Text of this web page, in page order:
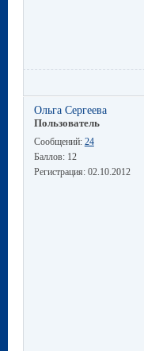
Ольга Сергеева
Пользователь
Сообщений: 24
Баллов: 12
Регистрация: 02.10.2012